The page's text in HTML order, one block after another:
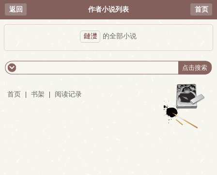
返回 作者小说列表 首页
鏈濋 的全部小说
首页 书架 阅读记录